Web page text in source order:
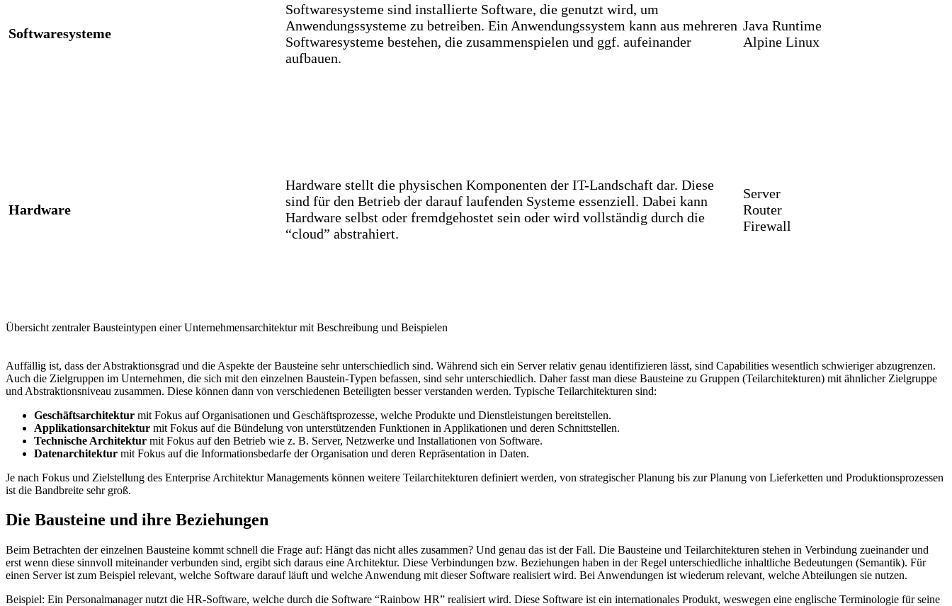
Softwaresysteme
Softwaresysteme sind installierte Software, die genutzt wird, um
Anwendungssysteme zu betreiben. Ein Anwendungssystem kann aus mehreren
Softwaresysteme bestehen, die zusammenspielen und ggf. aufeinander
aufbauen.
Java Runtime
Alpine Linux
Hardware
Hardware stellt die physischen Komponenten der IT-Landschaft dar. Diese
sind für den Betrieb der darauf laufenden Systeme essenziell. Dabei kann
Hardware selbst oder fremdgehostet sein oder wird vollständig durch die
“cloud” abstrahiert.
Server
Router
Firewall
Übersicht zentraler Bausteintypen einer Unternehmensarchitektur mit Beschreibung und Beispielen
Auffällig ist, dass der Abstraktionsgrad und die Aspekte der Bausteine sehr unterschiedlich sind. Während sich ein Server relativ genau identifizieren lässt, sind Capabilities wesentlich schwieriger abzugrenzen.
Auch die Zielgruppen im Unternehmen, die sich mit den einzelnen Baustein-Typen befassen, sind sehr unterschiedlich. Daher fasst man diese Bausteine zu Gruppen (Teilarchitekturen) mit ähnlicher Zielgruppe
und Abstraktionsniveau zusammen. Diese können dann von verschiedenen Beteiligten besser verstanden werden. Typische Teilarchitekturen sind:
Geschäftsarchitektur mit Fokus auf Organisationen und Geschäftsprozesse, welche Produkte und Dienstleistungen bereitstellen.
Applikationsarchitektur mit Fokus auf die Bündelung von unterstützenden Funktionen in Applikationen und deren Schnittstellen.
Technische Architektur mit Fokus auf den Betrieb wie z. B. Server, Netzwerke und Installationen von Software.
Datenarchitektur mit Fokus auf die Informationsbedarfe der Organisation und deren Repräsentation in Daten.
Je nach Fokus und Zielstellung des Enterprise Architektur Managements können weitere Teilarchitekturen definiert werden, von strategischer Planung bis zur Planung von Lieferketten und Produktionsprozessen
ist die Bandbreite sehr groß.
Die Bausteine und ihre Beziehungen
Beim Betrachten der einzelnen Bausteine kommt schnell die Frage auf: Hängt das nicht alles zusammen? Und genau das ist der Fall. Die Bausteine und Teilarchitekturen stehen in Verbindung zueinander und
erst wenn diese sinnvoll miteinander verbunden sind, ergibt sich daraus eine Architektur. Diese Verbindungen bzw. Beziehungen haben in der Regel unterschiedliche inhaltliche Bedeutungen (Semantik). Für
einen Server ist zum Beispiel relevant, welche Software darauf läuft und welche Anwendung mit dieser Software realisiert wird. Bei Anwendungen ist wiederum relevant, welche Abteilungen sie nutzen.
Beispiel: Ein Personalmanager nutzt die HR-Software, welche durch die Software “Rainbow HR” realisiert wird. Diese Software ist ein internationales Produkt, weswegen eine englische Terminologie für seine